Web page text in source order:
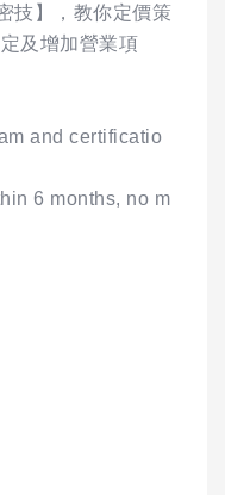
技】，教你定價策
及增加營業項
and certificatio
6 months, no m